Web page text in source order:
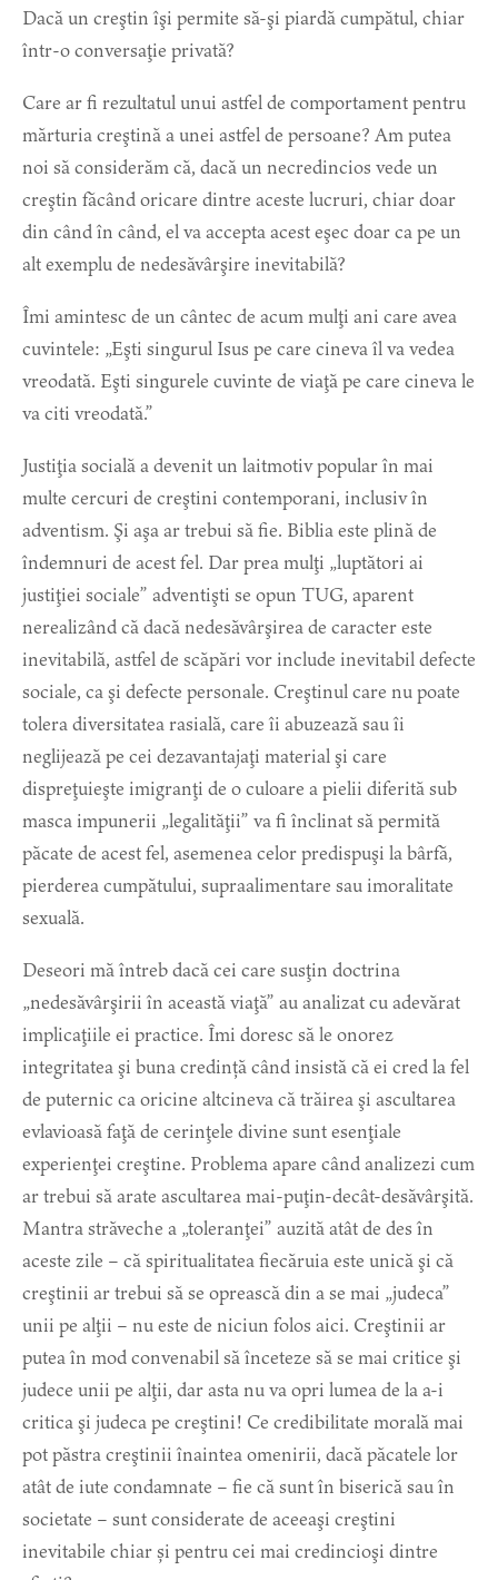
Dacă un creştin îşi permite să-şi piardă cumpătul, chiar
într-o conversaţie privată?
Care ar fi rezultatul unui astfel de comportament pentru
mărturia creştină a unei astfel de persoane? Am putea
noi să considerăm că, dacă un necredincios vede un
creştin făcând oricare dintre aceste lucruri, chiar doar
din când în când, el va accepta acest eşec doar ca pe un
alt exemplu de nedesăvârşire inevitabilă?
Îmi amintesc de un cântec de acum mulţi ani care avea
cuvintele: „Eşti singurul Isus pe care cineva îl va vedea
vreodată. Eşti singurele cuvinte de viaţă pe care cineva le
va citi vreodată.”
Justiţia socială a devenit un laitmotiv popular în mai
multe cercuri de creştini contemporani, inclusiv în
adventism. Şi aşa ar trebui să fie. Biblia este plină de
îndemnuri de acest fel. Dar prea mulţi „luptători ai
justiţiei sociale” adventişti se opun TUG, aparent
nerealizând că dacă nedesăvârşirea de caracter este
inevitabilă, astfel de scăpări vor include inevitabil defecte
sociale, ca şi defecte personale. Creştinul care nu poate
tolera diversitatea rasială, care îi abuzează sau îi
neglijează pe cei dezavantajaţi material şi care
dispreţuieşte imigranţi de o culoare a pielii diferită sub
masca impunerii „legalităţii” va fi înclinat să permită
păcate de acest fel, asemenea celor predispuşi la bârfă,
pierderea cumpătului, supraalimentare sau imoralitate
sexuală.
Deseori mă întreb dacă cei care susţin doctrina
„nedesăvârşirii în această viaţă” au analizat cu adevărat
implicaţiile ei practice. Îmi doresc să le onorez
integritatea şi buna credință când insistă că ei cred la fel
de puternic ca oricine altcineva că trăirea şi ascultarea
evlavioasă faţă de cerinţele divine sunt esenţiale
experienţei creştine. Problema apare când analizezi cum
ar trebui să arate ascultarea mai-puţin-decât-desăvârşită.
Mantra străveche a „toleranţei” auzită atât de des în
aceste zile – că spiritualitatea fiecăruia este unică şi că
creştinii ar trebui să se oprească din a se mai „judeca”
unii pe alţii – nu este de niciun folos aici. Creştinii ar
putea în mod convenabil să înceteze să se mai critice şi
judece unii pe alţii, dar asta nu va opri lumea de la a-i
critica şi judeca pe creştini! Ce credibilitate morală mai
pot păstra creştinii înaintea omenirii, dacă păcatele lor
atât de iute condamnate – fie că sunt în biserică sau în
societate – sunt considerate de aceeaşi creştini
inevitabile chiar și pentru cei mai credincioşi dintre